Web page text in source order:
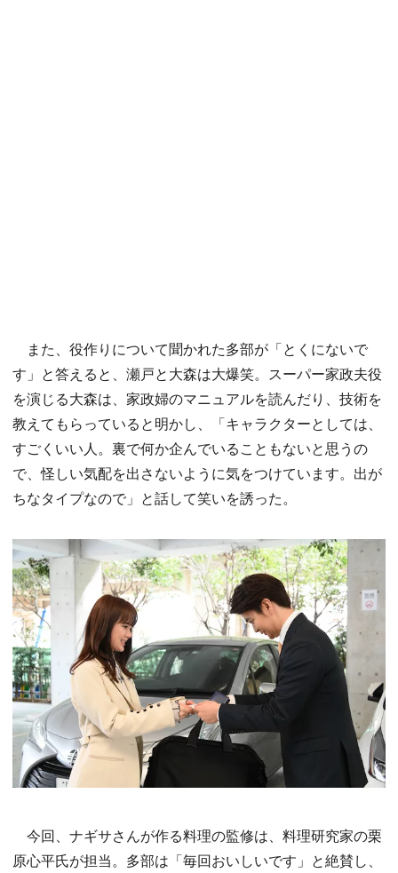
また、役作りについて聞かれた多部が「とくにないで
す」と答えると、瀬戸と大森は大爆笑。スーパー家政夫役
を演じる大森は、家政婦のマニュアルを読んだり、技術を
教えてもらっていると明かし、「キャラクターとしては、
すごくいい人。裏で何か企んでいることもないと思うの
で、怪しい気配を出さないように気をつけています。出が
ちなタイプなので」と話して笑いを誘った。
今回、ナギサさんが作る料理の監修は、料理研究家の栗
原心平氏が担当。多部は「毎回おいしいです」と絶賛し、